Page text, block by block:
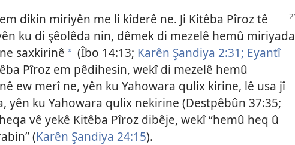
dikin miriyên me li kîderê ne. Ji Kitêba Pîroz tê
ku di şêolêda nin, dêmek di mezelê hemû miriyada
saxkirinê * (Îbo 14:13; Karên Şandiya 2:31; Eyantî
Pîroz em pêdihesin, wekî di mezelê hemû
ew merî ne, yên ku Yahowara qulix kirine, lê usa jî
yên ku Yahowara qulix nekirine (Destpêbûn 37:35;
vê yekê Kitêba Pîroz dibêje, wekî “hemû heq û
(Karên Şandiya 24:15).